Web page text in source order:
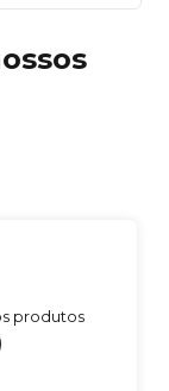
produtos